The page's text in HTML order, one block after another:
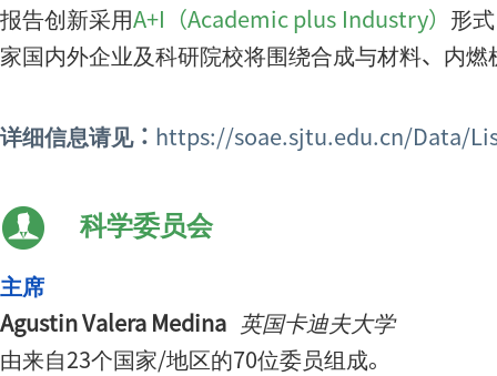
报告创新采用A+I（Academic plus Industry） 形
家国内外企业及科研院校将围绕合成与材料、内
详细信息请见： https://soae.sjtu.edu.cn/Data/
科学委员会
主席
Agustin Valera Medina 英国卡迪夫大学
由来自23个国家/地区的70位委员组成。